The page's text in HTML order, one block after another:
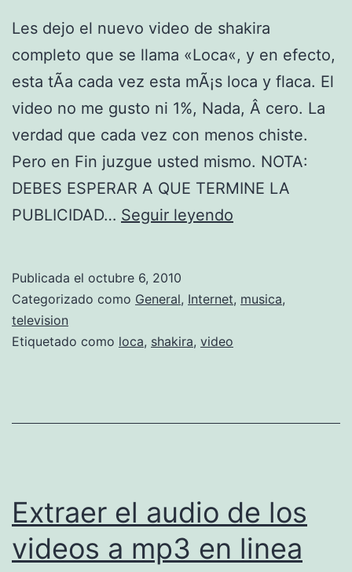
Les dejo el nuevo video de shakira
completo que se llama «Loca«, y en efecto,
esta tÃ­a cada vez esta mÃ¡s loca y flaca. El
video no me gusto ni 1%, Nada, Â cero. La
verdad que cada vez con menos chiste.
Pero en Fin juzgue usted mismo. NOTA:
DEBES ESPERAR A QUE TERMINE LA
PUBLICIDAD… Seguir leyendo
e
c
p
t
o
S
Publicada el octubre 6, 2010
Categorizado como General, Internet, musica,
television
Etiquetado como loca, shakira, video
Extraer el audio de los
videos a mp3 en linea